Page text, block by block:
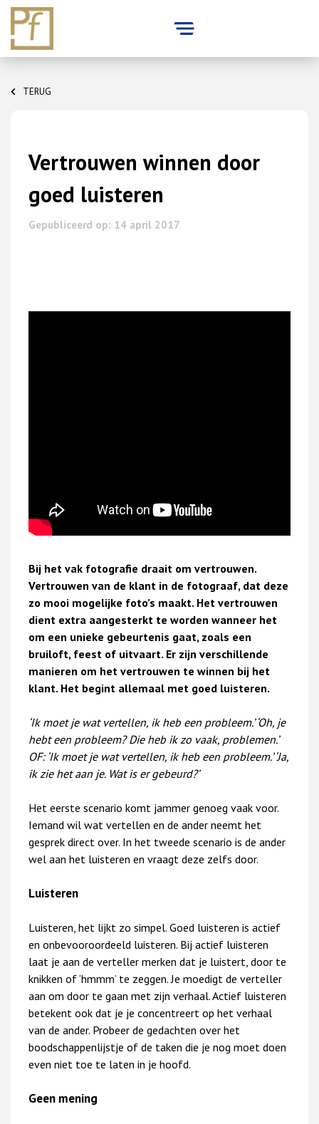
content
TERUG
Vertrouwen winnen door
goed luisteren
Gepubliceerd op: 14 april 2017
Bij het vak fotografie draait om vertrouwen.
Vertrouwen van de klant in de fotograaf, dat deze
zo mooi mogelijke foto’s maakt. Het vertrouwen
dient extra aangesterkt te worden wanneer het
om een unieke gebeurtenis gaat, zoals een
bruiloft, feest of uitvaart. Er zijn verschillende
manieren om het vertrouwen te winnen bij het
klant. Het begint allemaal met goed luisteren.
‘Ik moet je wat vertellen, ik heb een probleem.’ ‘Oh, je
hebt een probleem? Die heb ik zo vaak, problemen.’
OF: ‘Ik moet je wat vertellen, ik heb een probleem.’ ‘Ja,
ik zie het aan je. Wat is er gebeurd?’
Het eerste scenario komt jammer genoeg vaak voor.
Iemand wil wat vertellen en de ander neemt het
gesprek direct over. In het tweede scenario is de ander
wel aan het luisteren en vraagt deze zelfs door.
Luisteren
Luisteren, het lijkt zo simpel. Goed luisteren is actief
en onbevooroordeeld luisteren. Bij actief luisteren
laat je aan de verteller merken dat je luistert, door te
knikken of ‘hmmm’ te zeggen. Je moedigt de verteller
aan om door te gaan met zijn verhaal. Actief luisteren
betekent ook dat je je concentreert op het verhaal
van de ander. Probeer de gedachten over het
boodschappenlijstje of de taken die je nog moet doen
even niet toe te laten in je hoofd.
Geen mening